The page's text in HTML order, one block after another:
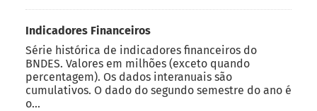
Indicadores Financeiros
Série histórica de indicadores financeiros do
BNDES. Valores em milhões (exceto quando
percentagem). Os dados interanuais são
cumulativos. O dado do segundo semestre do ano é
o...